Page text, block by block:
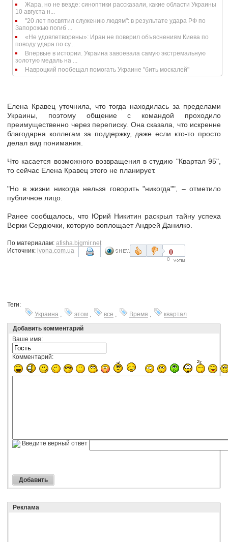
Жара, но не везде: синоптики рассказали, какие области Украины
10 августа н...
"20 лет посвятил служению людям": в результате удара РФ по
Запорожью погиб ...
«Не удовлетворены»: Иран не поверил объяснениям Киева по
поводу удара по су...
Впервые в истории. Украина завоевала самую экстремальную
золотую медаль на ...
Навроцкий пообещал помогать Украине "бить москалей"
Елена Кравец уточнила, что тогда находилась за пределами
Украины, поэтому общение с командой проходило
преимущественно через переписку. Она сказала, что искренне
благодарна коллегам за поддержку, даже если кто-то просто
делал вид понимания.
Что касается возможного возвращения в студию "Квартал 95",
то сейчас Елена Кравец этого не планирует.
"Но в жизни никогда нельзя говорить "никогда"", – отметило
публичное лицо.
Ранее сообщалось, что Юрий Никитин раскрыл тайну успеха
Верки Сердючки, которую воплощает Андрей Данилко.
По материалам: afisha.bigmir.net
Источник: ivona.com.ua 0
0
Теги:
Украина , этом , все , Время ,
квартал
Добавить комментарий
Ваше имя:
Комментарий:
Введите верный ответ
Реклама